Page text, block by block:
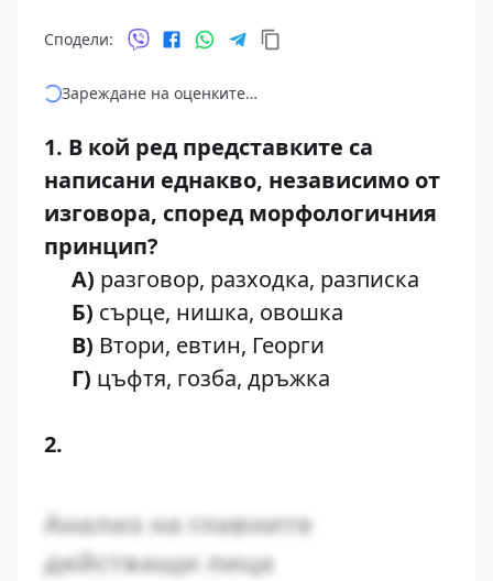
Сподели:
Зареждане на оценките…
1. В кой ред представките са
написани еднакво, независимо от
изговора, според морфологичния
принцип?
А) разговор, разходка, разписка
Б) сърце, нишка, овошка
В) Втори, евтин, Георги
Г) цъфтя, гозба, дръжка
2.
Анализ на главните
действащи лица